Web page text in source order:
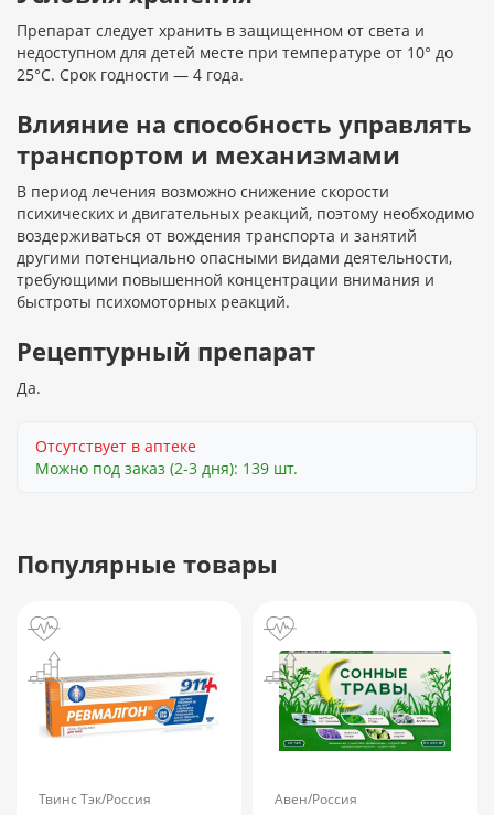
Препарат следует хранить в защищенном от света и
недоступном для детей месте при температуре от 10° до
25°C. Срок годности — 4 года.
Влияние на способность управлять
транспортом и механизмами
В период лечения возможно снижение скорости
психических и двигательных реакций, поэтому необходимо
воздерживаться от вождения транспорта и занятий
другими потенциально опасными видами деятельности,
требующими повышенной концентрации внимания и
быстроты психомоторных реакций.
Рецептурный препарат
Да.
Отсутствует в аптеке
Можно под заказ (2-3 дня): 139 шт.
Популярные товары
Твинс Тэк/Россия Авен/Россия